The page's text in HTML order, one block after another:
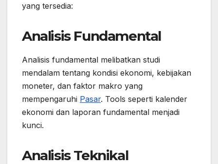
yang tersedia:
Analisis Fundamental
Analisis fundamental melibatkan studi
mendalam tentang kondisi ekonomi, kebijakan
moneter, dan faktor makro yang
mempengaruhi Pasar. Tools seperti kalender
ekonomi dan laporan fundamental menjadi
kunci.
Analisis Teknikal